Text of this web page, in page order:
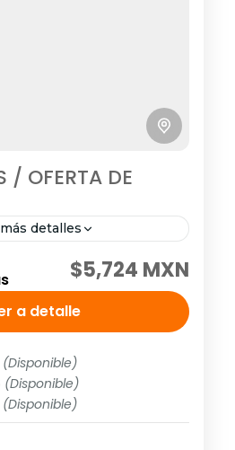
/ OFERTA DE
detalles
- Desierto Salidas: Diarias
un mínimo de dos
hasta el 30
**Consulta
y disponibilidad.
Oriental
$5,724 MXN
a detalle
(Disponible)
(Disponible)
(Disponible)